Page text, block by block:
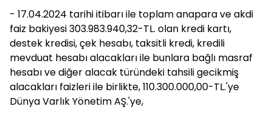
- 17.04.2024 tarihi itibarı ile toplam anapara ve akdi
faiz bakiyesi 303.983.940,32-TL. olan kredi kartı,
destek kredisi, çek hesabı, taksitli kredi, kredili
mevduat hesabı alacakları ile bunlara bağlı masraf
hesabı ve diğer alacak türündeki tahsili gecikmiş
alacakları faizleri ile birlikte, 110.300.000,00-TL.'ye
Dünya Varlık Yönetim AŞ.'ye,